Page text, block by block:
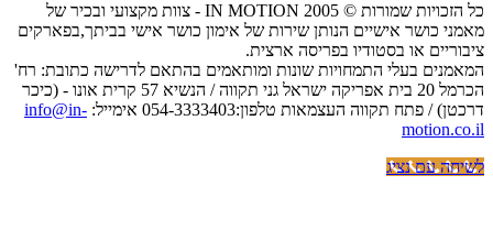
כל הזכויות שמורות © IN MOTION 2005 - צוות מקצועי ובכיר של
מאמני כושר אישיים הנותן שירות של אימון כושר אישי בביתך,בפארקים
ציבוריים או בסטודיו בפריסה ארצית.
המאמנים בעלי התמחויות שונות ומותאמים בהתאם לדרישה כתובת: רח'
הכרמל 20 בית אפריקה ישראל גני תקווה / הנשיא 57 קרית אונו - (כיכר
דרכטן) / פתח תקווה העצמאות טלפון:054-3333403 אימייל:
info@in-
motion.co.il
לשיחה עם נציג